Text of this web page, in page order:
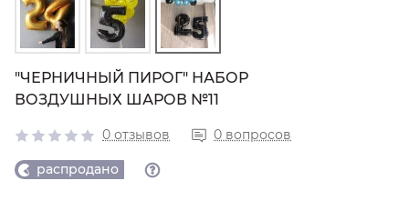
"ЧЕРНИЧНЫЙ ПИРОГ" НАБОР
ВОЗДУШНЫХ ШАРОВ №11
0 отзывов 0 вопросов
распродано